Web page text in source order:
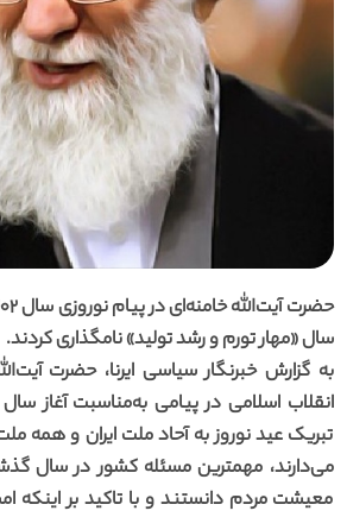
سال «مهار تورم و رشد تولید» نامگذاری کردند.
به گزارش خبرنگار سیاسی ایرنا، حضرت
تبریک عید نوروز به آحاد ملت ایران و همه
می‌دارند، مهمترین مسئله کشور در سال
معیشت مردم دانستند و با تاکید بر اینکه